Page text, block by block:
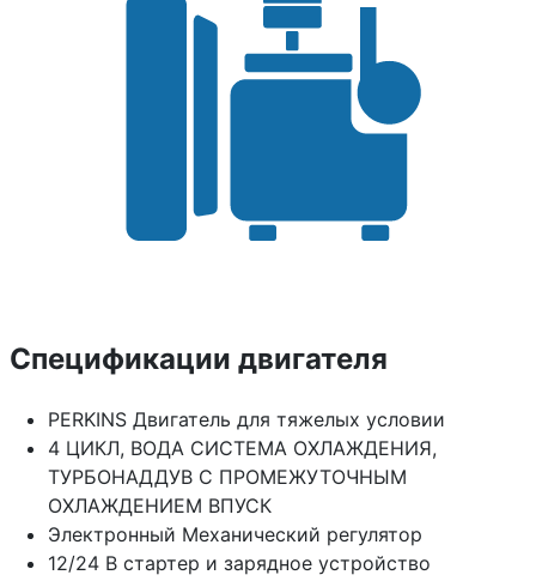
Спецификации двигателя
PERKINS Двигатель для тяжелых условии
4 ЦИКЛ, ВОДА СИСТЕМА ОХЛАЖДЕНИЯ,
ТУРБОНАДДУВ С ПРОМЕЖУТОЧНЫМ
ОХЛАЖДЕНИЕМ ВПУСК
Электронный Механический регулятор
12/24 В стартер и зарядное устройство